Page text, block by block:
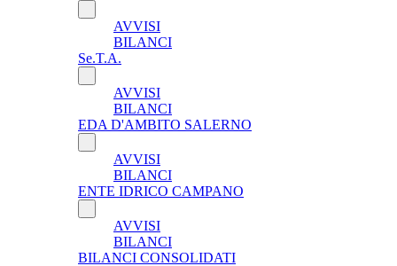
AVVISI
BILANCI
Se.T.A.
AVVISI
BILANCI
EDA D'AMBITO SALERNO
AVVISI
BILANCI
ENTE IDRICO CAMPANO
AVVISI
BILANCI
BILANCI CONSOLIDATI